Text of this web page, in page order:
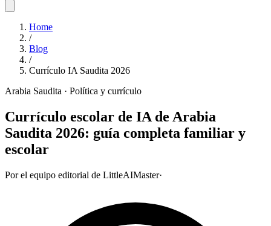
Home
/
Blog
/
Currículo IA Saudita 2026
Arabia Saudita · Política y currículo
Currículo escolar de IA de Arabia
Saudita 2026: guía completa familiar y
escolar
Por el equipo editorial de LittleAIMaster·